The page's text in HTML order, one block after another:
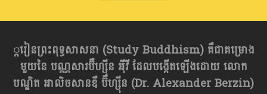
្ករៀនព្រះពុទ្ធសាសនា​ (Study Buddhism) គឺជាគម្រោង
មួយនៃ បណ្ណសារប៊ឺហ្សុីន អុីវី ដែលបង្កើតឡើងដោយ លោក
បណ្ឌិត អាលិចសានឌឺ ប៊ឺហ្សុីន (Dr. Alexander Berzin)